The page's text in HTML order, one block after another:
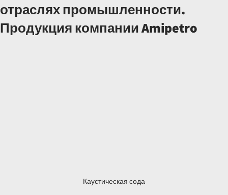
отраслях промышленности.
Продукция компании Amipetro
Каустическая сода